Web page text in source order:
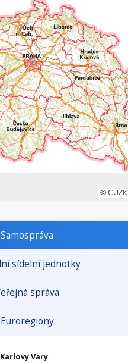
Samospráva
sídelní jednotky
správa
Euroregiony
Vary